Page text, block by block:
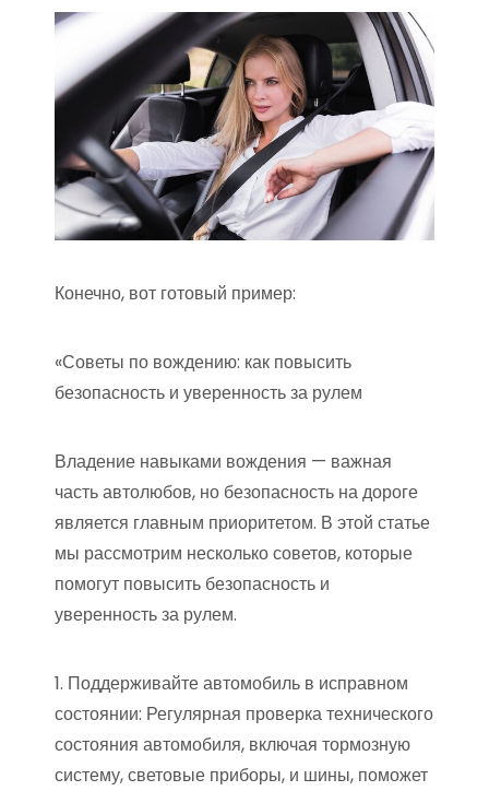
Конечно, вот готовый пример:
«Советы по вождению: как повысить
безопасность и уверенность за рулем
Владение навыками вождения — важная
часть автолюбов, но безопасность на дороге
является главным приоритетом. В этой статье
мы рассмотрим несколько советов, которые
помогут повысить безопасность и
уверенность за рулем.
1. Поддерживайте автомобиль в исправном
состоянии: Регулярная проверка технического
состояния автомобиля, включая тормозную
систему, световые приборы, и шины, поможет